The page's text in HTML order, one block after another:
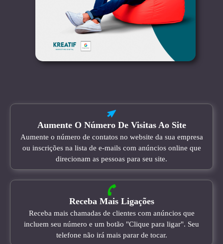
Aumente O Número De Visitas Ao Site
Aumente o número de contatos no website da sua empresa
ou inscrições na lista de e-mails com anúncios online que
direcionam as pessoas para seu site.
Receba Mais Ligações
Receba mais chamadas de clientes com anúncios que
incluem seu número e um botão "Clique para ligar". Seu
telefone não irá mais parar de tocar.